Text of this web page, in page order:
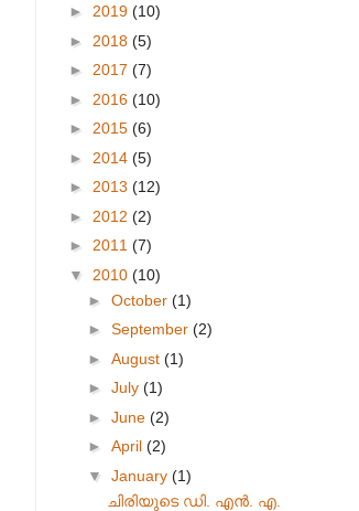
► 2019 (10)
► 2018 (5)
► 2017 (7)
► 2016 (10)
► 2015 (6)
► 2014 (5)
► 2013 (12)
► 2012 (2)
► 2011 (7)
▼ 2010 (10)
► October (1)
► September (2)
► August (1)
► July (1)
► June (2)
► April (2)
▼ January (1)
ചിരിയുടെ ഡി. എൻ. എ.